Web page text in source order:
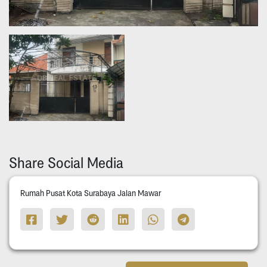
Share Social Media
Rumah Pusat Kota Surabaya Jalan Mawar